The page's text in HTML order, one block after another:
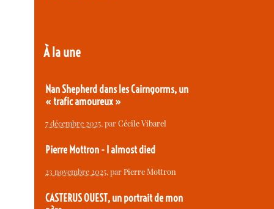
À la une
Nan Shepherd dans les Cairngorms, un
« trafic amoureux »
7 décembre 2025, parCécile Vibarel
Pierre Mottron - I almost died
23 novembre 2025, parPierre Mottron
CASTERUS OUEST, un portrait de mon